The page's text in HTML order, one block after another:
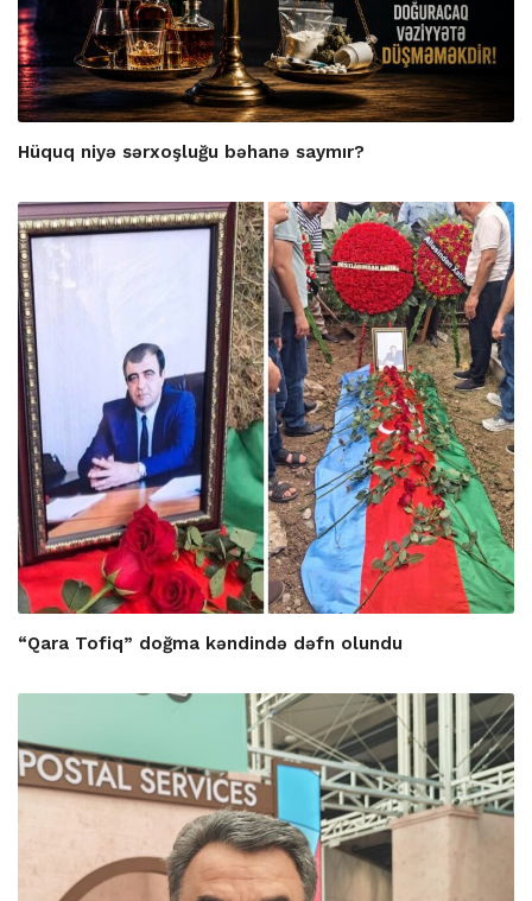
Hüquq niyə sərxoşluğu bəhanə saymır?
“Qara Tofiq” doğma kəndində dəfn olundu